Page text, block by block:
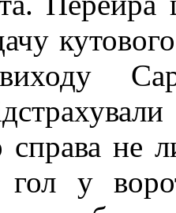
справа не
гол у